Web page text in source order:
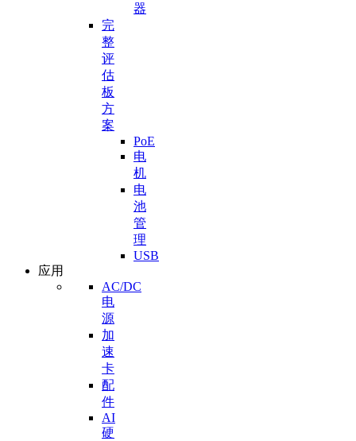
器
完
整
评
估
板
方
案
PoE
电
机
电
池
管
理
USB
应用
AC/DC
电
源
加
速
卡
配
件
AI
硬